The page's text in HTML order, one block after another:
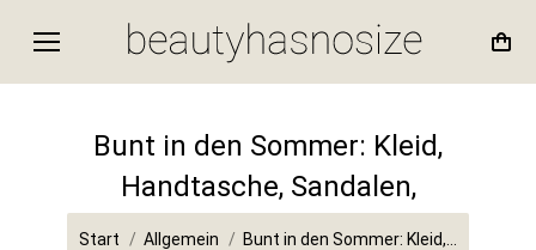
Bunt in den Sommer: Kleid,
Handtasche, Sandalen,
Sie befinden sich hier:
Start Allgemein Bunt in den Sommer: Kleid,…